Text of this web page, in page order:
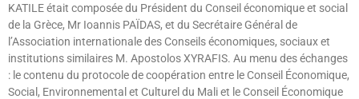
KATILE était composée du Président du Conseil économique et social
de la Grèce, Mr Ioannis PAÏDAS, et du Secrétaire Général de
l’Association internationale des Conseils économiques, sociaux et
institutions similaires M. Apostolos XYRAFIS. Au menu des échanges
: le contenu du protocole de coopération entre le Conseil Économique,
Social, Environnemental et Culturel du Mali et le Conseil Économique